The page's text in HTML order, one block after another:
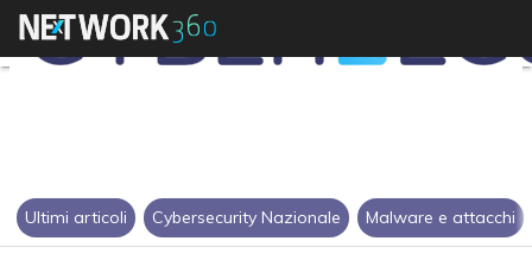
Ultimi articoli Cybersecurity Nazionale Malware e attacchi